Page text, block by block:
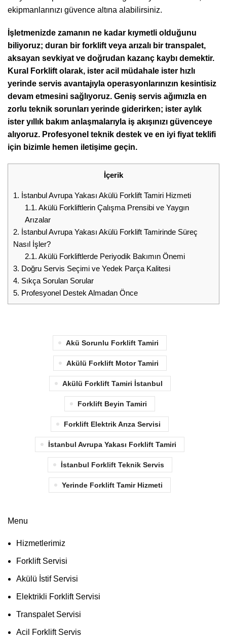
ekipmanlarınızı güvence altına alabilirsiniz.
İşletmenizde zamanın ne kadar kıymetli olduğunu
biliyoruz; duran bir forklift veya arızalı bir transpalet,
aksayan sevkiyat ve doğrudan kazanç kaybı demektir.
Kural Forklift olarak, ister acil müdahale ister hızlı
yerinde servis avantajıyla operasyonlarınızın kesintisiz
devam etmesini sağlıyoruz. Geniş servis ağımızla en
zorlu teknik sorunları yerinde giderirken; ister aylık
ister yıllık bakım anlaşmalarıyla iş akışınızı güvenceye
alıyoruz. Profesyonel teknik destek ve en iyi fiyat teklifi
için bizimle hemen iletişime geçin.
İçerik
1. İstanbul Avrupa Yakası Akülü Forklift Tamiri Hizmeti
1.1. Akülü Forkliftlerin Çalışma Prensibi ve Yaygın
Arızalar
2. İstanbul Avrupa Yakası Akülü Forklift Tamirinde Süreç
Nasıl İşler?
2.1. Akülü Forkliftlerde Periyodik Bakımın Önemi
3. Doğru Servis Seçimi ve Yedek Parça Kalitesi
4. Sıkça Sorulan Sorular
5. Profesyonel Destek Almadan Önce
Akü Sorunlu Forklift Tamiri
Akülü Forklift Motor Tamiri
Akülü Forklift Tamiri İstanbul
Forklift Beyin Tamiri
Forklift Elektrik Arıza Servisi
İstanbul Avrupa Yakası Forklift Tamiri
İstanbul Forklift Teknik Servis
Yerinde Forklift Tamir Hizmeti
Menu
Hizmetlerimiz
Forklift Servisi
Akülü İstif Servisi
Elektrikli Forklift Servisi
Transpalet Servisi
Acil Forklift Servis